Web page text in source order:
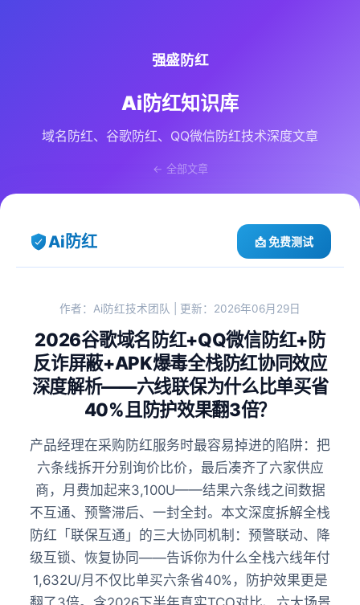
强盛防红
Ai防红知识库
域名防红、谷歌防红、QQ微信防红技术深度文章
← 全部文章
Ai防红 📩 免费测试
作者：Ai防红技术团队 | 更新：2026年06月29日
2026谷歌域名防红+QQ微信防红+防
反诈屏蔽+APK爆毒全栈防红协同效应
深度解析——六线联保为什么比单买省
40%且防护效果翻3倍？
产品经理在采购防红服务时最容易掉进的陷阱：把
六条线拆开分别询价比价，最后凑齐了六家供应
商，月费加起来3,100U——结果六条线之间数据
不互通、预警滞后、一封全封。本文深度拆解全栈
防红「联保互通」的三大协同机制：预警联动、降
级互锁、恢复协同——告诉你为什么全栈六线年付
1,632U/月不仅比单买六条省40%，防护效果更是